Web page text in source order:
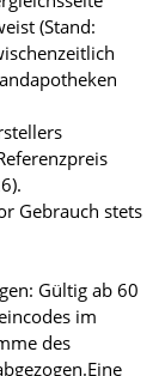
(Stand:
Gebrauch stets
Gültig ab 60
im
des